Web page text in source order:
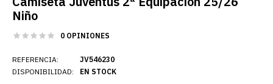
Niño
0 OPINIONES
REFERENCIA:
DISPONIBILIDAD:
JV546230
EN STOCK